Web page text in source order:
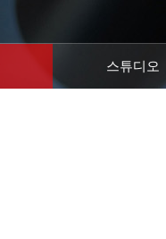
스튜디오